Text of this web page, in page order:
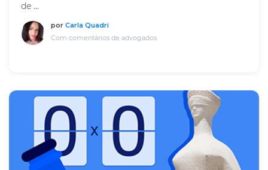
de ...
por Carla Quadri
Com comentários de advogados